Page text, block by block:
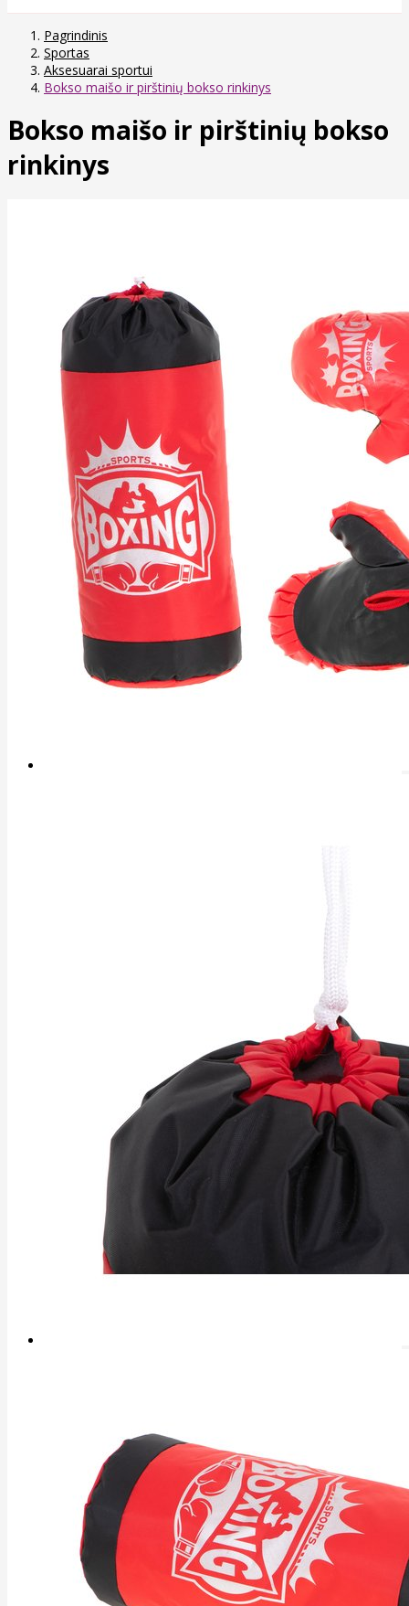
Pagrindinis
Sportas
Aksesuarai sportui
Bokso maišo ir pirštinių bokso rinkinys
Bokso maišo ir pirštinių bokso
rinkinys